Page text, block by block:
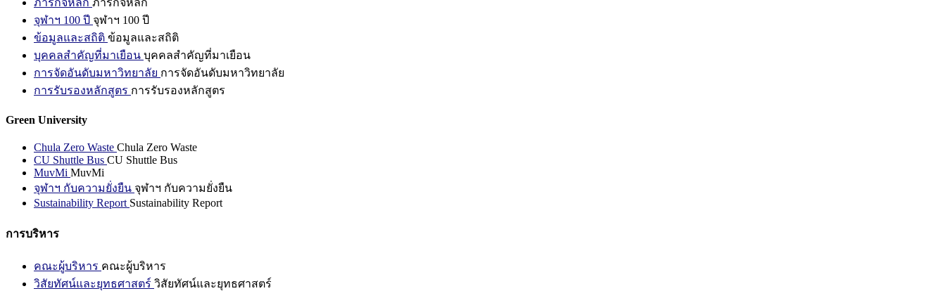
ภารกิจหลัก ภารกิจหลัก
จุฬาฯ 100 ปี จุฬาฯ 100 ปี
ข้อมูลและสถิติ ข้อมูลและสถิติ
บุคคลสำคัญที่มาเยือน บุคคลสำคัญที่มาเยือน
การจัดอันดับมหาวิทยาลัย การจัดอันดับมหาวิทยาลัย
การรับรองหลักสูตร การรับรองหลักสูตร
Green University
Chula Zero Waste Chula Zero Waste
CU Shuttle Bus CU Shuttle Bus
MuvMi MuvMi
จุฬาฯ กับความยั่งยืน จุฬาฯ กับความยั่งยืน
Sustainability Report Sustainability Report
การบริหาร
คณะผู้บริหาร คณะผู้บริหาร
วิสัยทัศน์และยุทธศาสตร์ วิสัยทัศน์และยุทธศาสตร์